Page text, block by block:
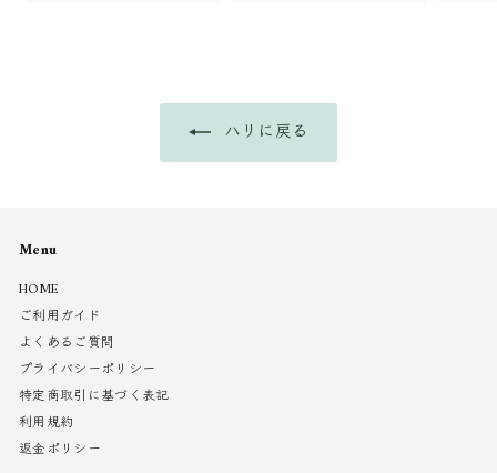
ハリに戻る
Menu
HOME
ご利用ガイド
よくあるご質問
プライバシーポリシー
特定商取引に基づく表記
利用規約
返金ポリシー